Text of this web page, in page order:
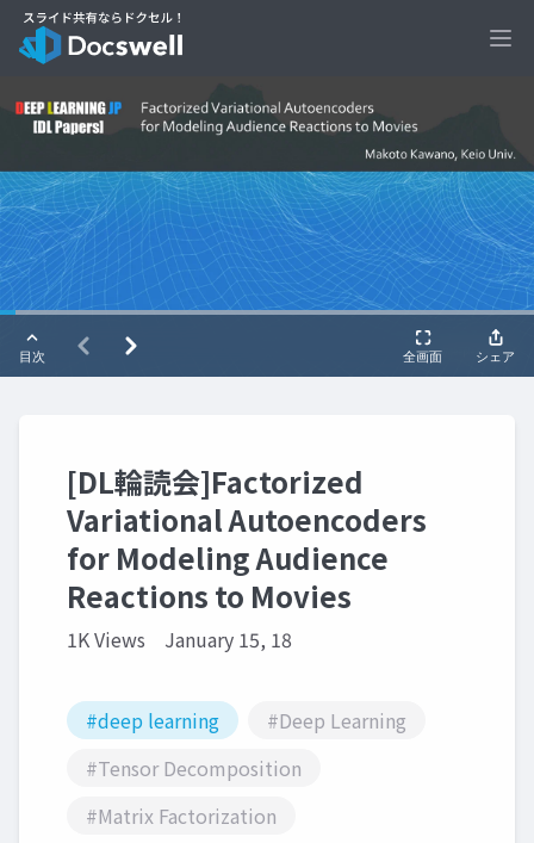
[DL輪読会]Factorized
Variational Autoencoders
for Modeling Audience
Reactions to Movies
1K Views January 15, 18
#deep learning
#Deep Learning
#Tensor Decomposition
#Matrix Factorization